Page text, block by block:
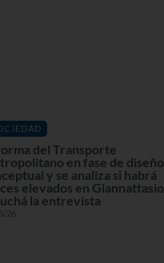
del Transporte
en fase de diseño
y se analiza si habrá
elevados en Giannattasio.
la entrevista
26